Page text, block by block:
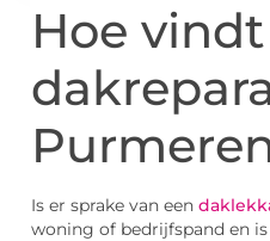
Hoe
Is er sprake van een
woning of bedrijfspand en is